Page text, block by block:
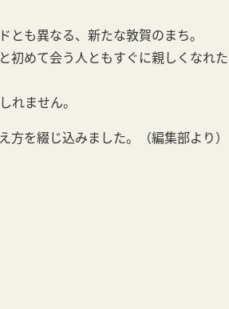
も異なる、新たな敦賀のまち。
初めて会う人ともすぐに親しくなれた
れません。
を綴じ込みました。（編集部より）